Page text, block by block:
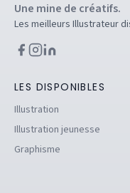
Une mine de créatifs.
Les meilleurs Illustrateur
LES DISPONIBLES
Illustration
Illustration jeunesse
Graphisme